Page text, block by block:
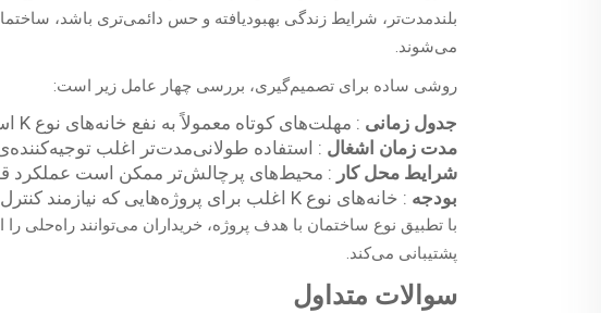
بلندمدت‌تر، شرایط زندگی بهبودیافته و حس دائمی‌تری باشد،
می‌شوند.
روشی ساده برای تصمیم‌گیری، بررسی چهار عامل زیر است:
جدول زمانی : مهلت‌های کوتاه معمولاً به نفع خانه‌های نوع K است
مدت زمان اشغال : استفاده طولانی‌مدت‌تر اغلب
شرایط محل کار : محیط‌های پرچالش‌تر ممکن است عملکرد
بودجه : خانه‌های نوع K اغلب برای پروژه‌هایی که نیازمند کنترل هزینه‌ها در سطح پایین‌تری هستند، مناسب‌ترند
با تطبیق نوع ساختمان با هدف پروژه، خریداران می‌توانند راه‌حلی
پشتیبانی می‌کند.
سوالات متداول